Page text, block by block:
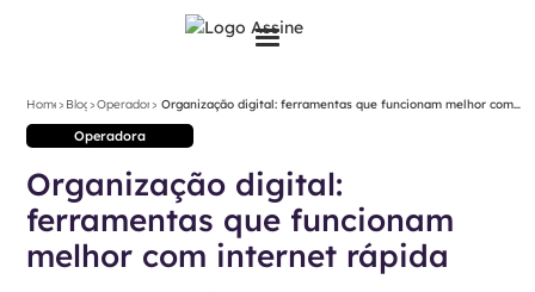
Home> Blog>Operadora> Organização digital: ferramentas que funcionam melhor com
internet rápida
Operadora
Organização digital:
ferramentas que funcionam
melhor com internet rápida